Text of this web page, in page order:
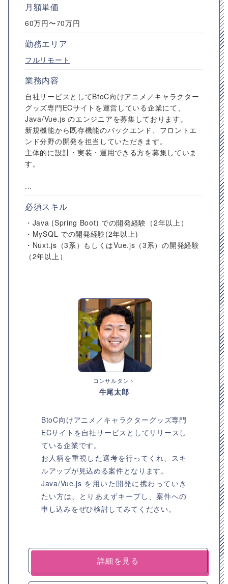
月額単価
60万円〜70万円
勤務エリア
フルリモート
業務内容
自社サービスとしてBtoC向けアニメ／キャラクター
グッズ専門ECサイトを運営している企業にて、
Java/Vue.js のエンジニアを募集しております。
新規機能から既存機能のバックエンド、フロントエ
ンド分野の開発を担当していただきます。
主体的に設計・実装・運用できる方を募集していま
す。
...
必須スキル
・Java (Spring Boot) での開発経験（2年以上）
・MySQL での開発経験(2年以上)
・Nuxt.js（3系）もしくはVue.js（3系）の開発経験
（2年以上）
コンサルタント
牛尾太郎
BtoC向けアニメ／キャラクターグッズ専門
ECサイトを自社サービスとしてリリースし
ている企業です。
お人柄を重視した選考を行ってくれ、スキ
ルアップが見込める案件となります。
Java/Vue.js を用いた開発に携わっていき
たい方は、とりあえずキープし、案件への
申し込みをぜひ検討してみてください。
詳細を見る